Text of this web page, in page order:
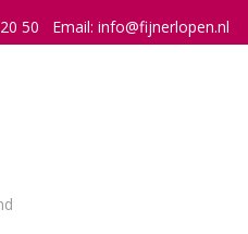
50 Email:info@fijnerlopen.nl